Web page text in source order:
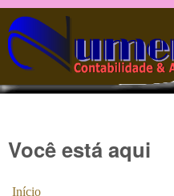
Pular para o
Você está aqui
Início